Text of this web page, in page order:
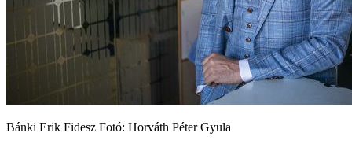
Bánki Erik Fidesz Fotó: Horváth Péter Gyula